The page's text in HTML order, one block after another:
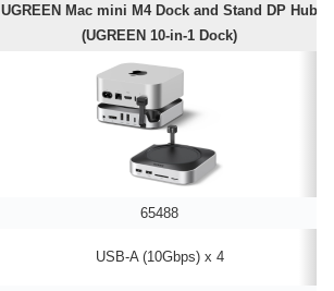
UGREEN Mac mini M4 Dock and Stand DP Hub
(UGREEN 10-in-1 Dock)
65488
USB-A (10Gbps) x 4